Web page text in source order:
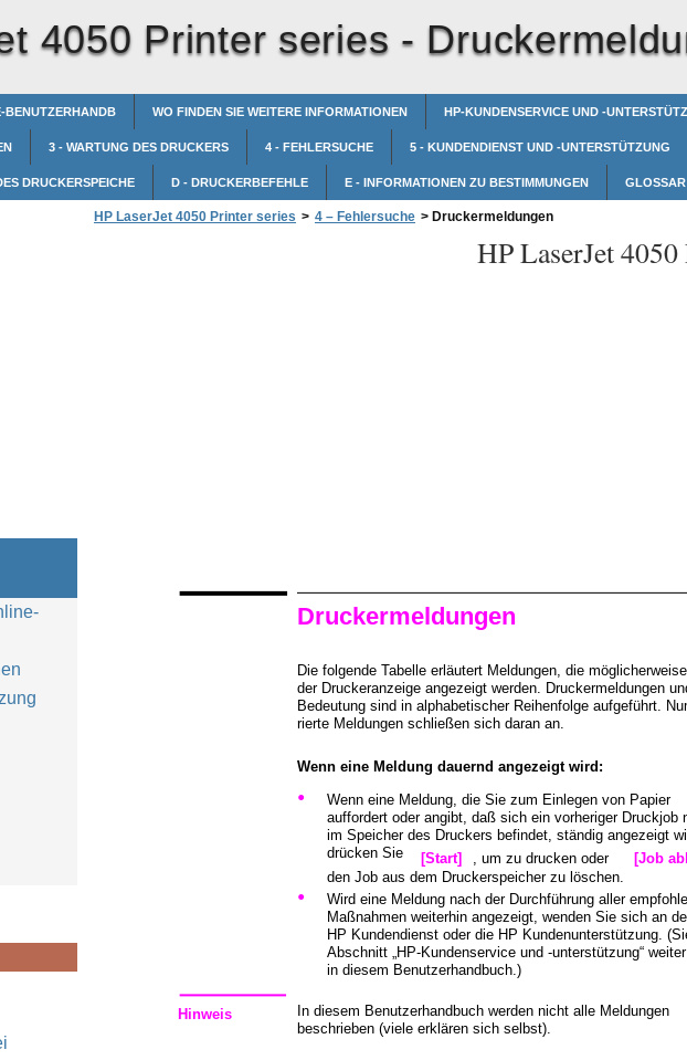
4050 Printer series -
BENUTZERHANDB WO FINDEN SIE WEITERE INFORMATIONEN HP-KUNDENSERVICE UND -
3 - WARTUNG DES DRUCKERS 4 - FEHLERSUCHE 5 - KUNDENDIENST UND -UNTERSTÜTZUNG
DRUCKERSPEICHE D - DRUCKERBEFEHLE E - INFORMATIONEN ZU BESTIMMUNGEN GLOSSAR
HP LaserJet 4050 Printer series > 4 – Fehlersuche > Druckermeldungen
HP LaserJet
Druckermeldungen
Die folgende Tabelle erläutert Meldungen, die
der Druckeranzeige angezeigt werden. Druckermeldungen
Bedeutung sind in alphabetischer Reihenfolge aufgeführt.
rierte Meldungen schließen sich daran an.
Wenn eine Meldung dauernd angezeigt wird:
•
Wenn eine Meldung, die Sie zum Einlegen von Papier
auffordert oder angibt, daß sich ein vorheriger Druckjob
im Speicher des Druckers befindet, ständig angezeigt
drücken Sie
[Start] , um zu drucken oder [Job
den Job aus dem Druckerspeicher zu löschen.
•
Wird eine Meldung nach der Durchführung aller
Maßnahmen weiterhin angezeigt, wenden Sie sich an
HP Kundendienst oder die HP Kundenunterstützung.
Abschnitt „HP-Kundenservice und -unterstützung“
in diesem Benutzerhandbuch.)
Hinweis
In diesem Benutzerhandbuch werden nicht alle Meldungen
beschrieben (viele erklären sich selbst).